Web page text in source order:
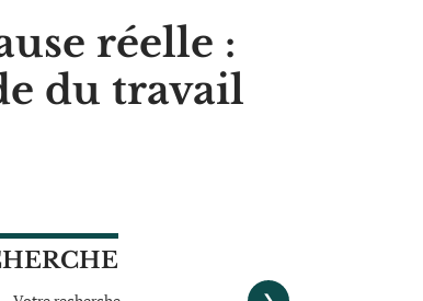
réelle :
du travail